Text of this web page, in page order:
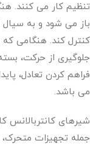
تنظیم کار می کنند.
باز می شود و به سیال
کنترل کند. هنگامی
جلوگیری از حرکت،
فراهم کردن تعادل،
می باشد.
شیرهای کانتربالانس
جمله تجهیزات